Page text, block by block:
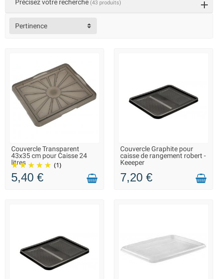
Précisez votre recherche (43 produits)
Pertinence
EN STOCK DANS 10 JOURS -
VOUS POUVEZ COMMANDER
Couvercle Transparent
43x35 cm pour Caisse 24
litres
(1)
5,40 €
EN STOCK DANS 10 JOURS -
VOUS POUVEZ COMMANDER
Couvercle Graphite pour
caisse de rangement robert -
Keeeper
7,20 €